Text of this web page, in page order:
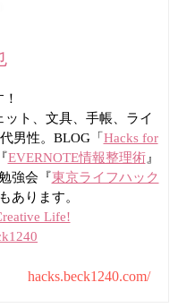
ト、文具、手帳、ライ
男性。BLOG「 Hacks for
EVERNOTE情報整理術』
強会『東京ライフハック
あります。
Life!
hacks.beck1240.com/